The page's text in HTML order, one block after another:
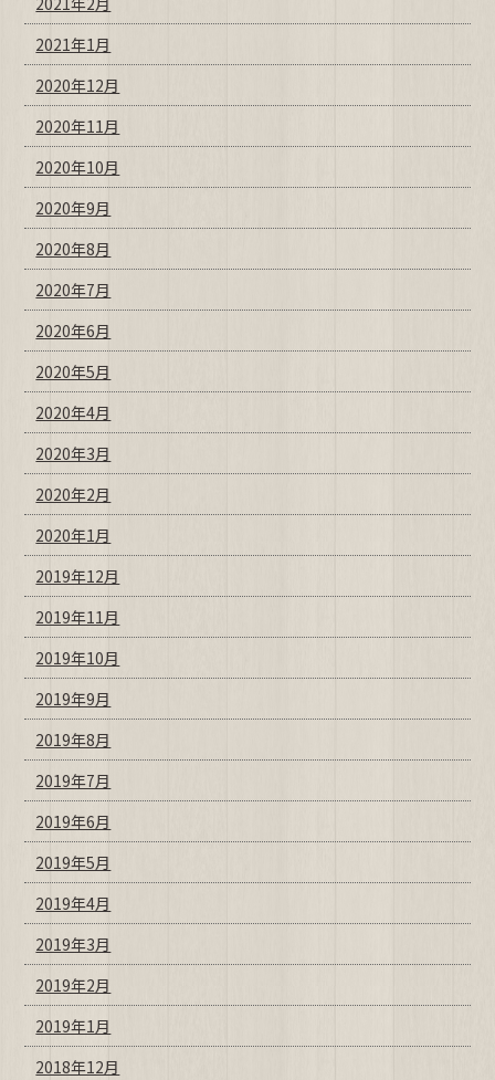
2021年1月
2020年12月
2020年11月
2020年10月
2020年9月
2020年8月
2020年7月
2020年6月
2020年5月
2020年4月
2020年3月
2020年2月
2020年1月
2019年12月
2019年11月
2019年10月
2019年9月
2019年8月
2019年7月
2019年6月
2019年5月
2019年4月
2019年3月
2019年2月
2019年1月
2018年12月